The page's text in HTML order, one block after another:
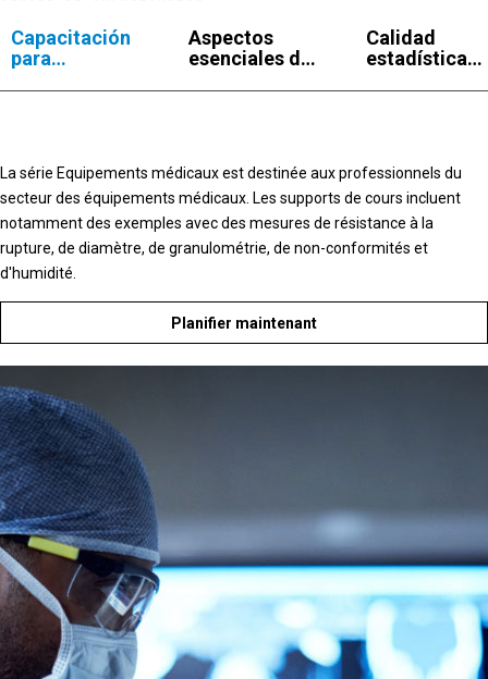
Capacitación
para
Aspectos
esenciales de
Calidad
estadística
La série Equipements médicaux est destinée aux professionnels du
secteur des équipements médicaux. Les supports de cours incluent
notamment des exemples avec des mesures de résistance à la
rupture, de diamètre, de granulométrie, de non-conformités et
d'humidité.
Planifier maintenant